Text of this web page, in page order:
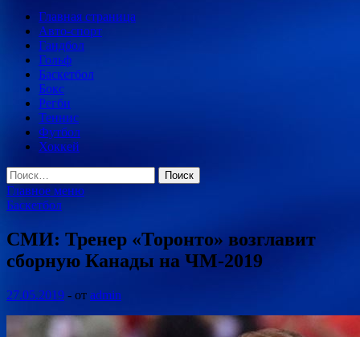
Главная страница
Авто-спорт
Гандбол
Гольф
Баскетбол
Бокс
Регби
Теннис
Футбол
Хоккей
Найти:
Главное меню
Баскетбол
СМИ: Тренер «Торонто» возглавит
сборную Канады на ЧМ-2019
27.05.2019 - от admin